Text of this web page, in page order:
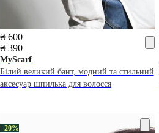
₴ 600
₴ 390
MyScarf
Білий великий бант, модний та стильний
аксесуар шпилька для волосся
−20%